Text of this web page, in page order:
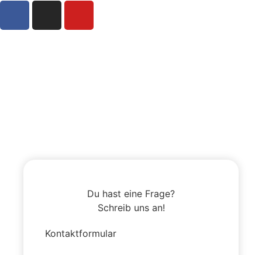
Du hast eine Frage?
Schreib uns an!
Kontaktformular